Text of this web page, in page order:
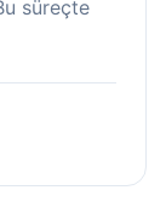
süreçte